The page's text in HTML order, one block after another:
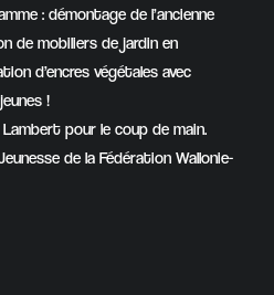
: démontage de l’ancienne
de mobiliers de jardin en
d’encres végétales avec
!
pour le coup de main.
de la Fédération Wallonie-